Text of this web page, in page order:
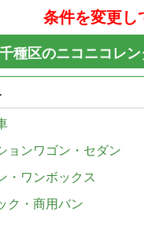
条件を変更し
種区のニコニコレ
ョンワゴン・セダン
・ワンボックス
ク・商用バン